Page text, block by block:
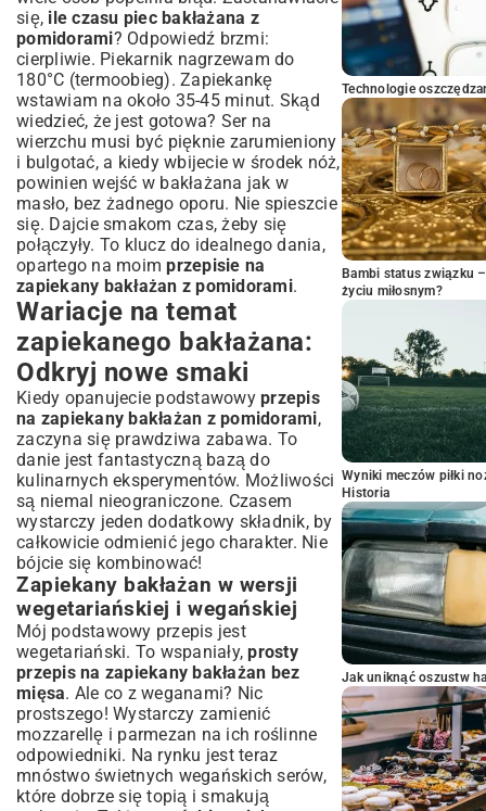
się, ile czasu piec bakłażana z
pomidorami? Odpowiedź brzmi:
cierpliwie. Piekarnik nagrzewam do
180°C (termoobieg). Zapiekankę
wstawiam na około 35-45 minut. Skąd
wiedzieć, że jest gotowa? Ser na
wierzchu musi być pięknie zarumieniony
i bulgotać, a kiedy wbijecie w środek nóż,
powinien wejść w bakłażana jak w
masło, bez żadnego oporu. Nie spieszcie
się. Dajcie smakom czas, żeby się
połączyły. To klucz do idealnego dania,
opartego na moimprzepisie na
zapiekany bakłażan z pomidorami.
Wariacje na temat
zapiekanego bakłażana:
Odkryj nowe smaki
Kiedy opanujecie podstawowy przepis
na zapiekany bakłażan z pomidorami,
zaczyna się prawdziwa zabawa. To
danie jest fantastyczną bazą do
kulinarnych eksperymentów. Możliwości
są niemal nieograniczone. Czasem
wystarczy jeden dodatkowy składnik, by
całkowicie odmienić jego charakter. Nie
bójcie się kombinować!
Zapiekany bakłażan w wersji
wegetariańskiej i wegańskiej
Mój podstawowy przepis jest
wegetariański. To wspaniały,prosty
przepis na zapiekany bakłażan bez
mięsa. Ale co z weganami? Nic
prostszego! Wystarczy zamienić
mozzarellę i parmezan na ich roślinne
odpowiedniki. Na rynku jest teraz
mnóstwo świetnych wegańskich serów,
które dobrze się topią i smakują
Technologie
Bambi status związku
życiu miłosnym?
Wyniki meczów piłki
Historia
Jak uniknąć oszustw